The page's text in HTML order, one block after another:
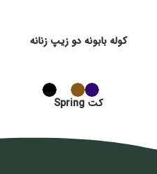
کوله بابونه دو زیپ زنانه
کت Spring